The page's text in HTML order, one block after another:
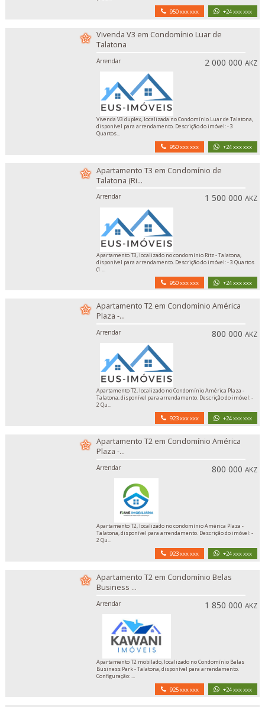
950 xxx xxx +24 xxx xxx
Vivenda V3 em Condomínio Luar de
Talatona
Arrendar 2 000 000AKZ
Vivenda V3 duplex, localizada no Condomínio Luar de Talatona,
disponível para arrendamento. Descrição do imóvel: - 3
Quartos...
950 xxx xxx +24 xxx xxx
Apartamento T3 em Condomínio de
Talatona (Ri...
Arrendar 1 500 000AKZ
Apartamento T3, localizado no condomínio Ritz - Talatona,
disponível para arrendamento. Descrição do imóvel: - 3 Quartos
(1 ...
950 xxx xxx +24 xxx xxx
Apartamento T2 em Condomínio América
Plaza -...
Arrendar 800 000AKZ
Apartamento T2, localizado no Condomínio América Plaza -
Talatona, disponível para arrendamento. Descrição do imóvel: -
2 Qu...
923 xxx xxx +24 xxx xxx
Apartamento T2 em Condomínio América
Plaza -...
Arrendar 800 000AKZ
Apartamento T2, localizado no condomínio América Plaza -
Talatona, disponível para arrendamento. Descrição do imóvel: -
2 Qu...
923 xxx xxx +24 xxx xxx
Apartamento T2 em Condomínio Belas
Business ...
Arrendar 1 850 000AKZ
Apartamento T2 mobilado, localizado no Condomínio Belas
Business Park - Talatona, disponível para arrendamento.
Configuração: ...
925 xxx xxx +24 xxx xxx